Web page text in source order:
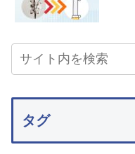
タグ